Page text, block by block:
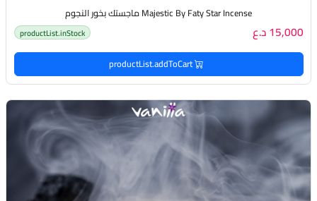
Majestic By Faty Star Incense ماجستك بخور النجوم
15,000 د.ع productList.inStock
productList.addToCart